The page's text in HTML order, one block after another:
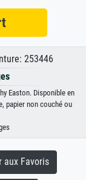
253446
Easton. Disponible en
papier non couché ou
aux Favoris